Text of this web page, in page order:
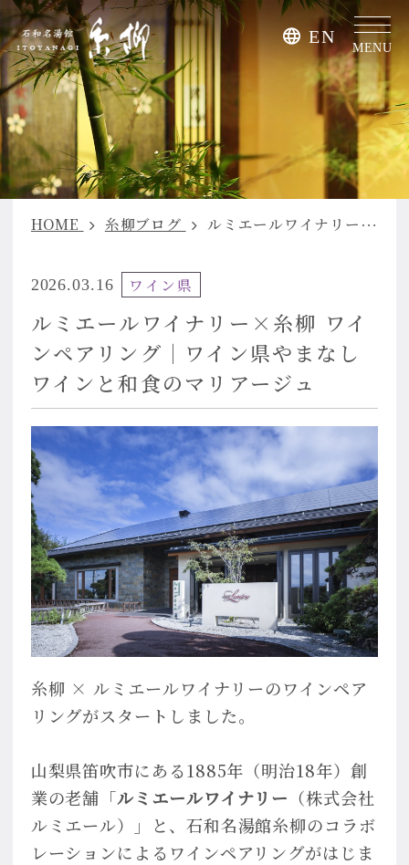
EN
MENU
HOME 糸柳ブログ ルミエールワイナリー×糸柳 ワインペアリング｜ワイン県やまなし ワインと和食のマリアージュ
2026.03.16 ワイン県
ルミエールワイナリー×糸柳 ワイ
ンペアリング｜ワイン県やまなし
ワインと和食のマリアージュ
糸柳 × ルミエールワイナリーのワインペア
リングがスタートしました。
山梨県笛吹市にある1885年（明治18年）創
業の老舗「ルミエールワイナリー （株式会社
ルミエール）」と、石和名湯館糸柳のコラボ
レーションによるワインペアリングがはじま